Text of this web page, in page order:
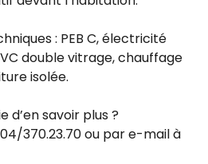
: PEB C, électricité
double vitrage, chauffage
isolée.
d’en savoir plus ?
370.23.70 ou par e-mail à